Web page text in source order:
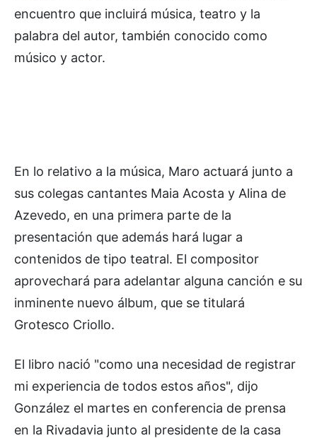
encuentro que incluirá música, teatro y la
palabra del autor, también conocido como
músico y actor.
En lo relativo a la música, Maro actuará junto a
sus colegas cantantes Maia Acosta y Alina de
Azevedo, en una primera parte de la
presentación que además hará lugar a
contenidos de tipo teatral. El compositor
aprovechará para adelantar alguna canción e su
inminente nuevo álbum, que se titulará
Grotesco Criollo.
El libro nació "como una necesidad de registrar
mi experiencia de todos estos años", dijo
González el martes en conferencia de prensa
en la Rivadavia junto al presidente de la casa